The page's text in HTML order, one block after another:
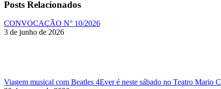
Posts Relacionados
CONVOCAÇÃO N° 10/2026
3 de junho de 2026
Viagem musical com Beatles 4Ever é neste sábado no Teatro Mario